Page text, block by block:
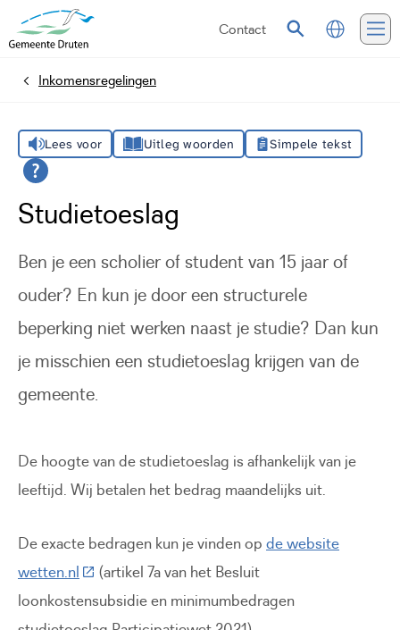
Contact
ZoekenVertalen
HomeInkomensregelingen
Lees voor Uitleg woorden Simpele tekst
Studietoeslag
Ben je een scholier of student van 15 jaar of
ouder? En kun je door een structurele
beperking niet werken naast je studie? Dan kun
je misschien een studietoeslag krijgen van de
gemeente.
De hoogte van de studietoeslag is afhankelijk van je
leeftijd. Wij betalen het bedrag maandelijks uit.
De exacte bedragen kun je vinden op de website
wetten.nl (Deze link gaat naar een externe website)
(artikel 7a van het Besluit
loonkostensubsidie en minimumbedragen